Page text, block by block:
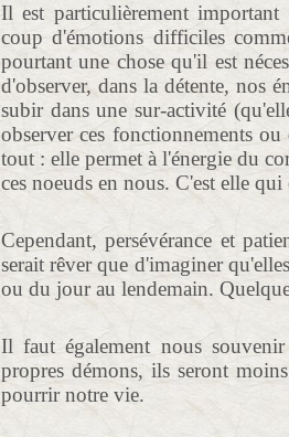
Il est particulièrement important
coup d'émotions difficiles
pourtant une chose qu'il est
d'observer, dans la détente, nos
subir dans une sur-activité
observer ces fonctionnements
tout : elle permet à l'énergie du
ces noeuds en nous. C'est elle qui
Cependant, persévérance et
serait rêver que d'imaginer
ou du jour au lendemain.
Il faut également nous
propres démons, ils seront
pourrir notre vie.